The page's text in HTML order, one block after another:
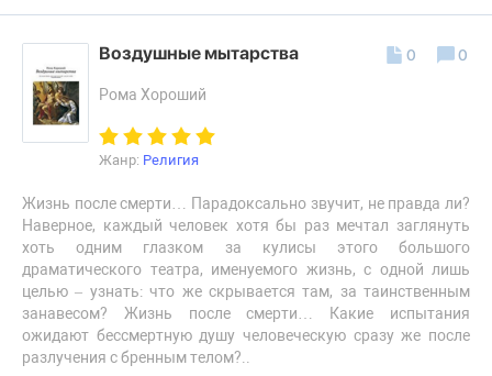
Воздушные мытарства
Рома Хороший
Жанр: Религия
Жизнь после смерти… Парадоксально звучит, не правда ли?
Наверное, каждый человек хотя бы раз мечтал заглянуть
хоть одним глазком за кулисы этого большого
драматического театра, именуемого жизнь, с одной лишь
целью – узнать: что же скрывается там, за таинственным
занавесом? Жизнь после смерти… Какие испытания
ожидают бессмертную душу человеческую сразу же после
разлучения с бренным телом?..
0 0